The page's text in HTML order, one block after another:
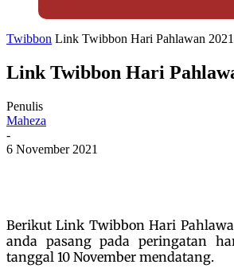
Twibbon Link Twibbon Hari Pahlawan 2021
Link Twibbon Hari
Penulis
Maheza
-
6 November 2021
Berikut Link Twibbon Hari
anda pasang pada peringatan
tanggal 10 November mendatang.